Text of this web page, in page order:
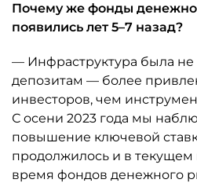
Почему же фонды
появились лет 5–7 назад?
— Инфраструктура была не
депозитам — более
инвесторов, чем
С осени 2023 года мы
повышение ключевой
продолжилось и в текущем
время фондов денежного